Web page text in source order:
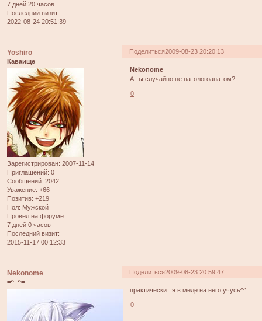
7 дней 20 часов
Последний визит:
2022-08-24 20:51:39
Поделиться2009-08-23 20:20:13
Yoshiro
Каваище
Зарегистрирован: 2007-11-14
Приглашений: 0
Сообщений: 2042
Уважение: +66
Позитив: +219
Пол: Мужской
Провел на форуме:
7 дней 0 часов
Последний визит:
2015-11-17 00:12:33
Nekonome
А ты случайно не патологоанатом?
0
Поделиться2009-08-23 20:59:47
Nekonome
=^_^=
практически...я в меде на него учусь^^
0